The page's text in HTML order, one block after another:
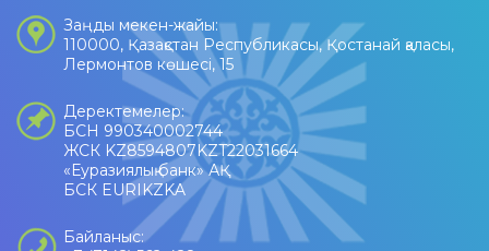
Заңды мекен-жайы:
110000, Қазақстан Республикасы, Қостанай қаласы,
Лермонтов көшесі, 15
Деректемелер:
БСН 990340002744
ЖСК KZ8594807KZT22031664
«Еуразиялық банк» АҚ
БСК EURIKZKA
Байланыс: